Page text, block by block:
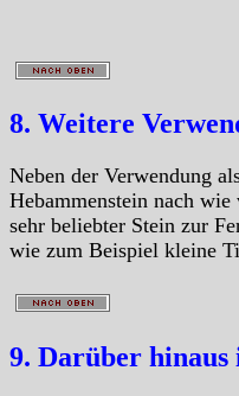
8. Weitere
Neben der Verwendung
Hebammenstein nach
sehr beliebter Stein zur
wie zum Beispiel kleine
9. Darüber hinaus